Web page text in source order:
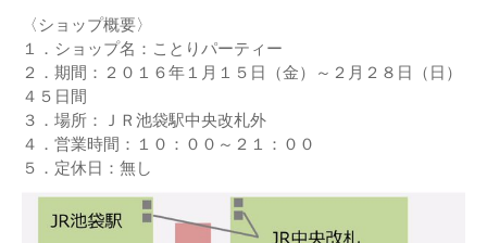
〈ショップ概要〉
１．ショップ名：ことりパーティー
２．期間：２０１６年１月１５日（金）～２月２８日（日）
４５日間
３．場所：ＪＲ池袋駅中央改札外
４．営業時間：１０：００～２１：００
５．定休日：無し